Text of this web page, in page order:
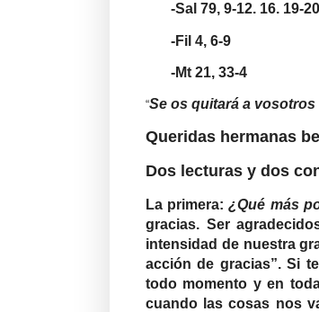
-Sal 79, 9-12. 16. 19-20
-Fil 4, 6-9
-Mt 21, 33-4
“Se os quitará a
Queridas hermanas
Dos lecturas y dos
La primera:¿Qué más
gracias. Ser
intensidad de nuestra
acción de gracias”. Si
todo momento y en
cuando las cosas nos